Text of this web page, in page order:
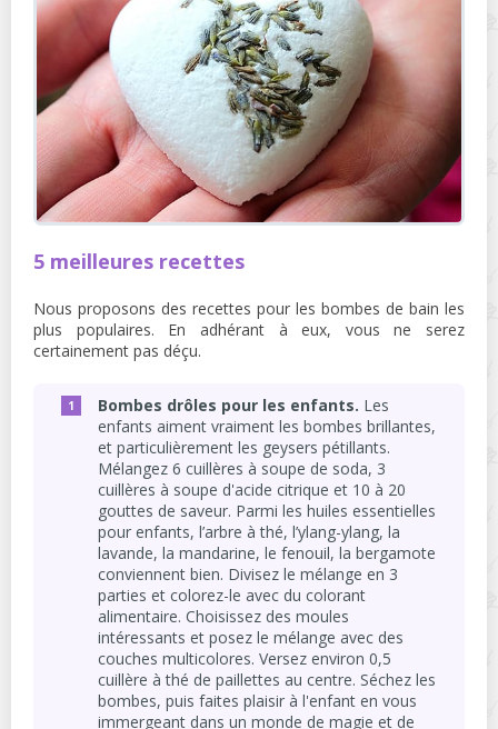
5 meilleures recettes
Nous proposons des recettes pour les bombes de bain les
plus populaires. En adhérant à eux, vous ne serez
certainement pas déçu.
Bombes drôles pour les enfants. Les
enfants aiment vraiment les bombes brillantes,
et particulièrement les geysers pétillants.
Mélangez 6 cuillères à soupe de soda, 3
cuillères à soupe d'acide citrique et 10 à 20
gouttes de saveur. Parmi les huiles essentielles
pour enfants, l’arbre à thé, l’ylang-ylang, la
lavande, la mandarine, le fenouil, la bergamote
conviennent bien. Divisez le mélange en 3
parties et colorez-le avec du colorant
alimentaire. Choisissez des moules
intéressants et posez le mélange avec des
couches multicolores. Versez environ 0,5
cuillère à thé de paillettes au centre. Séchez les
bombes, puis faites plaisir à l'enfant en vous
immergeant dans un monde de magie et de